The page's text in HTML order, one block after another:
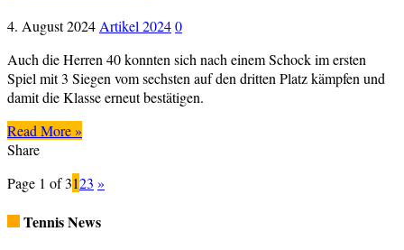
4. August 2024Artikel 20240
Auch die Herren 40 konnten sich nach einem Schock im ersten
Spiel mit 3 Siegen vom sechsten auf den dritten Platz kämpfen und
damit die Klasse erneut bestätigen.
Read More »
Share
Page 1 of 3123 »
Tennis News